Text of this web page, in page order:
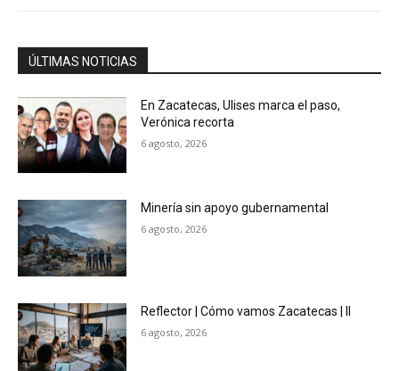
ÚLTIMAS NOTICIAS
En Zacatecas, Ulises marca el paso,
Verónica recorta
6 agosto, 2026
Minería sin apoyo gubernamental
6 agosto, 2026
Reflector | Cómo vamos Zacatecas | II
6 agosto, 2026